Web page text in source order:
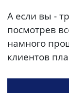
А если вы -
посмотрев
намного
клиентов